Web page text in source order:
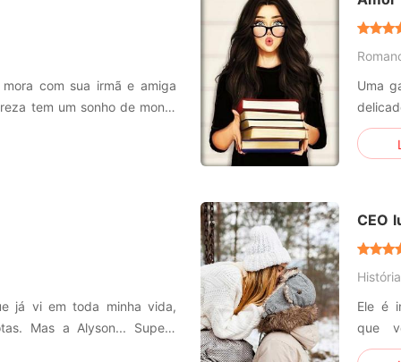
com sua irmã e amiga
tem um sonho de monta
precisa de dinheiro então
acha pela frente, ser chefe
Uma
já vi em toda minha vida,
Mas a Alyson... Supera
CEO
História
Ele é
que